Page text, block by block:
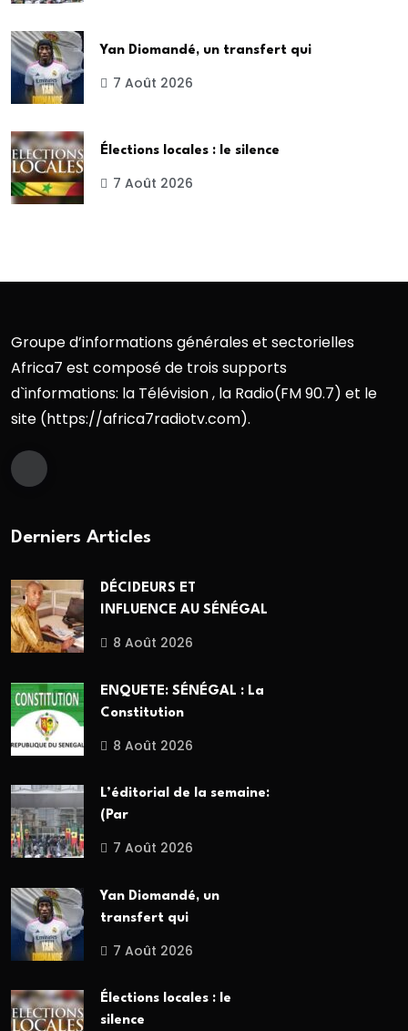
Yan Diomandé, un transfert qui
7 Août 2026
Élections locales : le silence
7 Août 2026
Groupe d’informations générales et sectorielles
Africa7 est composé de trois supports
d`informations: la Télévision , la Radio(FM 90.7) et le
site (https://africa7radiotv.com).
Derniers Articles
DÉCIDEURS ET
INFLUENCE AU SÉNÉGAL
8 Août 2026
ENQUETE: SÉNÉGAL : La
Constitution
8 Août 2026
L’éditorial de la semaine:
(Par
7 Août 2026
Yan Diomandé, un
transfert qui
7 Août 2026
Élections locales : le
silence